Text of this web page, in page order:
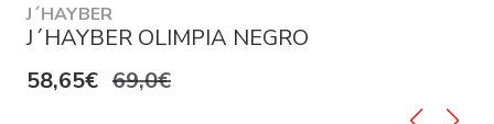
J´HAYBER
J´HAYBER OLIMPIA NEGRO
58,65€ 69,0€